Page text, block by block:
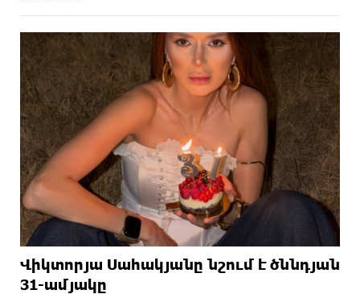
Վիկտորյա Սահակյանը նշում է ծննդյան
31-ամյակը